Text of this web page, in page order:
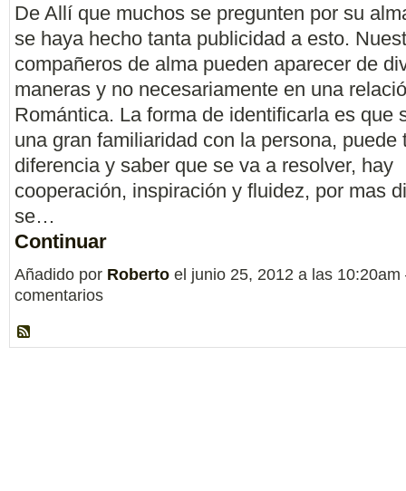
De Allí que muchos se pregunten por su
se haya hecho tanta publicidad a esto.
compañeros de alma pueden aparecer de
maneras y no necesariamente en una
Romántica. La forma de identificarla es que
una gran familiaridad con la persona, puede
diferencia y saber que se va a resolver, hay
cooperación, inspiración y fluidez, por mas
se…
Continuar
Añadido por Roberto el junio 25, 2012 a las
comentarios